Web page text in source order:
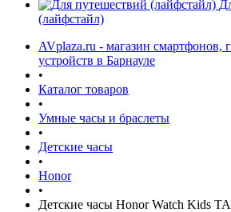
(лайфстайл)
AVplaza.ru - магазин смартфонов,
устройств в Барнауле
•
Каталог товаров
•
Умные часы и браслеты
•
Детские часы
•
Honor
•
Детские часы Honor Watch Kids